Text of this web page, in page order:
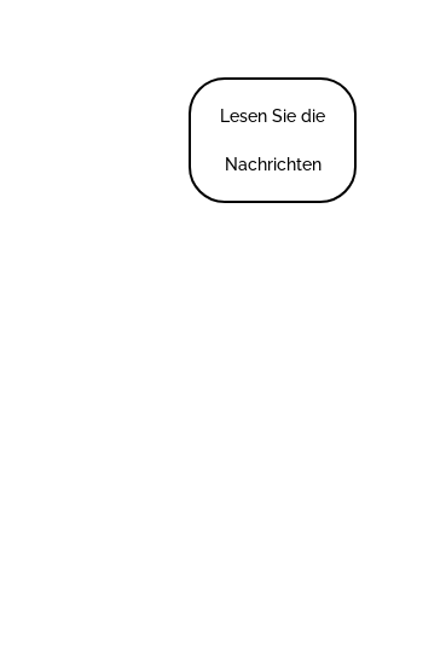
Lesen Sie die
Nachrichten